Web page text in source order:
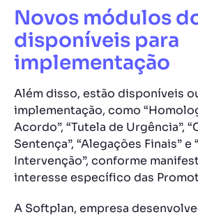
Novos módulos
disponíveis para
implementação
Além disso, estão disponíveis
implementação, como
Acordo”, “Tutela de Urgência”,
Sentença”, “Alegações Finais” e
Intervenção”, conforme
interesse específico das
A Softplan, empresa